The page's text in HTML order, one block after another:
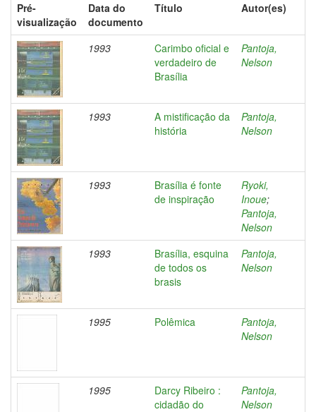
Pré-
visualização
Data do
documento
Título Autor(es)
1993
Carimbo oficial e
verdadeiro de
Brasília
Pantoja,
Nelson
1993
A mistificação da
história
Pantoja,
Nelson
1993
Brasília é fonte
de inspiração
Ryoki,
Inoue;
Pantoja,
Nelson
1993
Brasília, esquina
de todos os
brasis
Pantoja,
Nelson
1995 Polêmica
Pantoja,
Nelson
1995
Darcy Ribeiro :
cidadão do
Pantoja,
Nelson